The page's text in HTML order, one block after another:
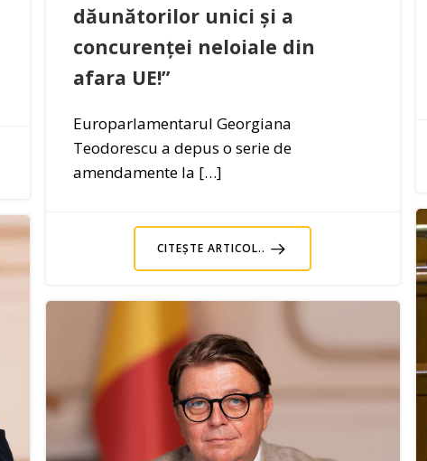
dăunătorilor unici și a
concurenței neloiale din
afara UE!”
Europarlamentarul Georgiana
Teodorescu a depus o serie de
amendamente la […]
CITEȘTE ARTICOL..